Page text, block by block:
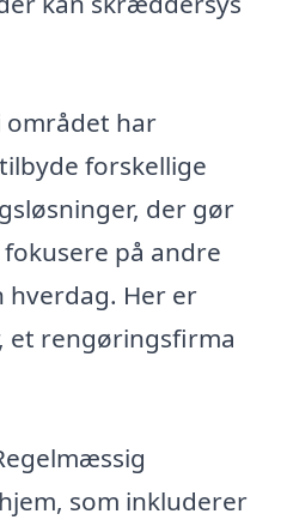
området har
forskellige
der gør
på andre
hverdag. Her er
et rengøringsfirma
som inkluderer